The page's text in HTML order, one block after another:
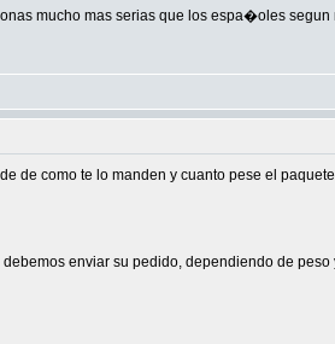
mucho mas serias que los espa�oles
de como te lo manden y cuanto pese el paquete
enviar su pedido, dependiendo de